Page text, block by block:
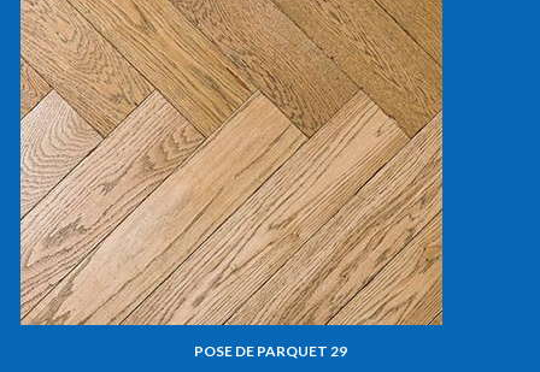
POSE DE PARQUET 29